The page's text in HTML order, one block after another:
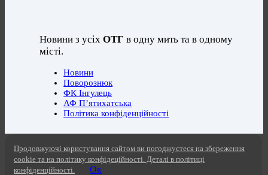
Новини з усіхОТГ в одну мить та в одному
місті.
Новини
Поворознюк
ФК Інгулець
АФ П’ятихатська
Політика конфіденційності
Продовжуючі користування сайтом ви погоджуєтеся на збереження
cookie та на політику конфідеційності. Деталі в політиці
конфіденційності.
Ок